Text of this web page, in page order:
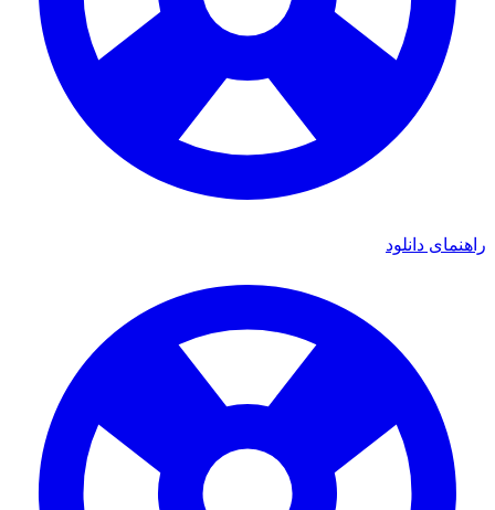
راهنمای دانلود